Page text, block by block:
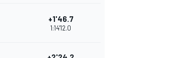
+1'46.7
1:14'12.0